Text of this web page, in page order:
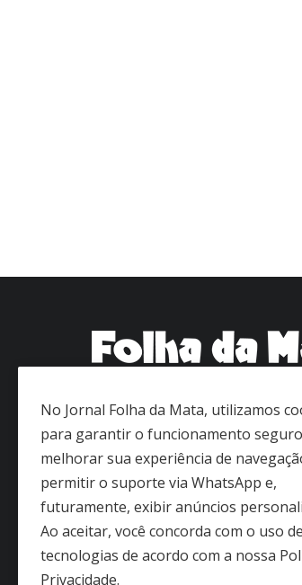
Com mais de 60 anos de história, o
uma referência em informação na
Mineira. Fundado em 1963 como
da Mata conquistou a confiança dos
um dos jornais mais antigos em
interior de Minas Gerais.
No Jornal Folha da Mata, utilizamos
para garantir o funcionamento
melhorar sua experiência de
permitir o suporte via WhatsApp e,
futuramente, exibir anúncios
Ao aceitar, você concorda com o uso
tecnologias de acordo com a nossa
Privacidade.